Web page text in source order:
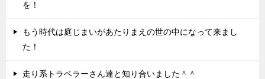
を！
もう時代は庭じまいがあたりまえの世の中になって来まし
た！
走り系トラベラーさん達と知り合いました＾＾